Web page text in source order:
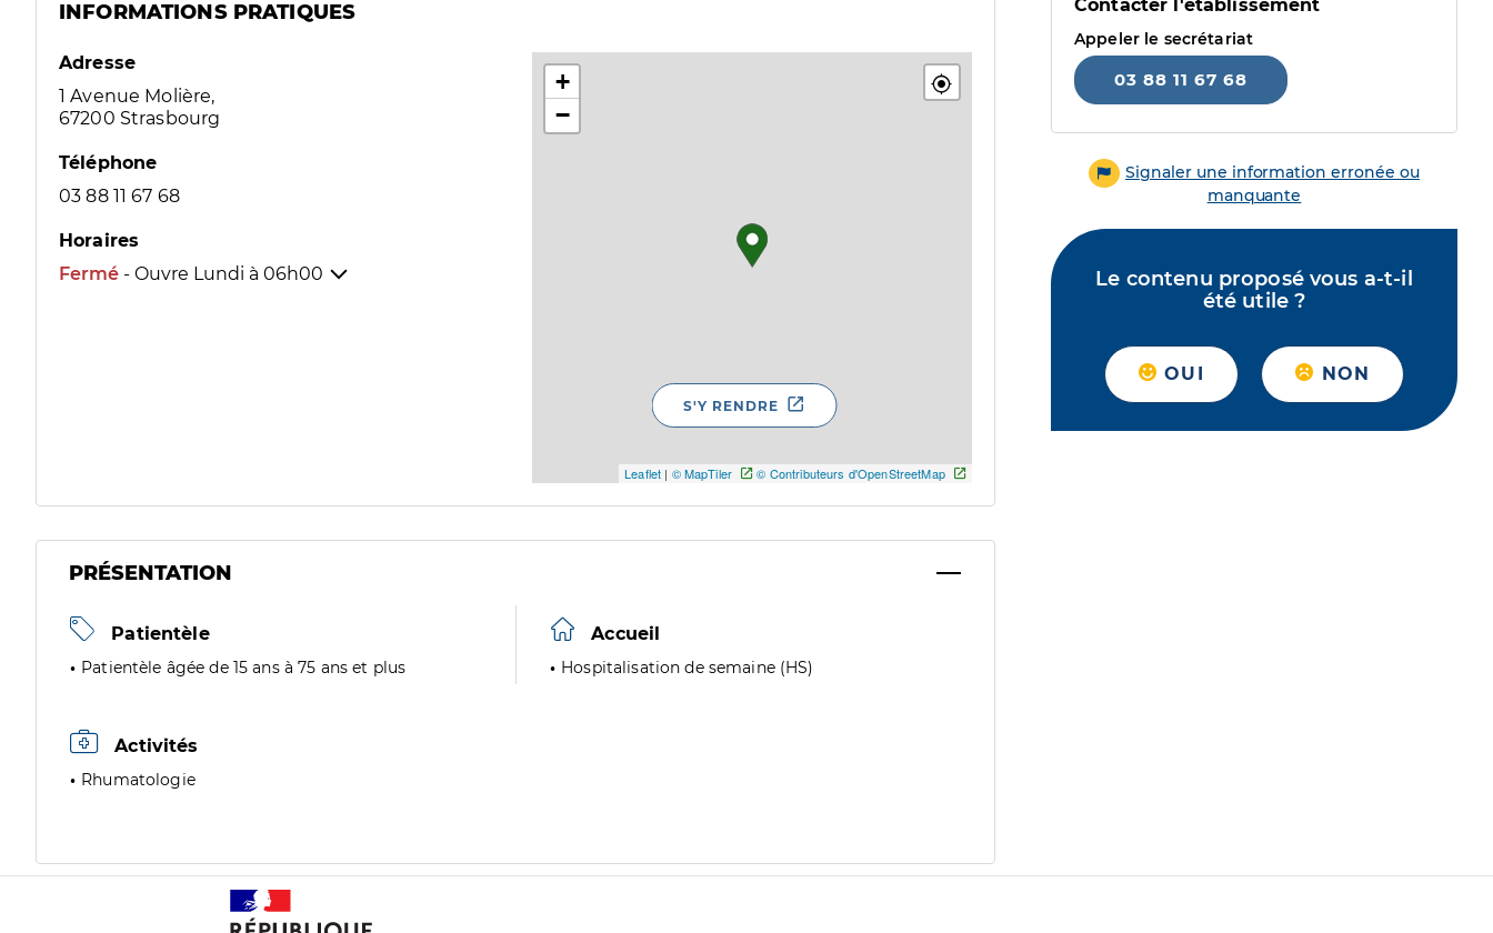
INFORMATIONS PRATIQUES
Adresse
1 Avenue Molière,
67200 Strasbourg
Téléphone
03 88 11 67 68
Horaires
Fermé - Ouvre Lundi à 06h00
+
−
Leaflet | © MapTiler © Contributeurs d'OpenStreetMap
S'Y RENDRE
PRÉSENTATION
Patientèle
Patientèle âgée de 15 ans à 75 ans et plus
Accueil
Hospitalisation de semaine (HS)
Activités
Rhumatologie
Contacter l'établissement
Appeler le secrétariat
03 88 11 67 68
Signaler une information erronée ou
manquante
Le contenu proposé vous a-t-il
été utile ?
OUI NON